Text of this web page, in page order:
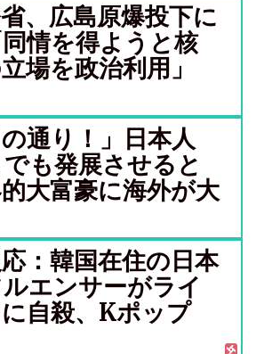
、広島原爆投下に
情を得ようと核
場を政治利用」
通り！」日本人
も発展させると
大富豪に海外が大
：韓国在住の日本
エンサーがライ
自殺、Kポップ